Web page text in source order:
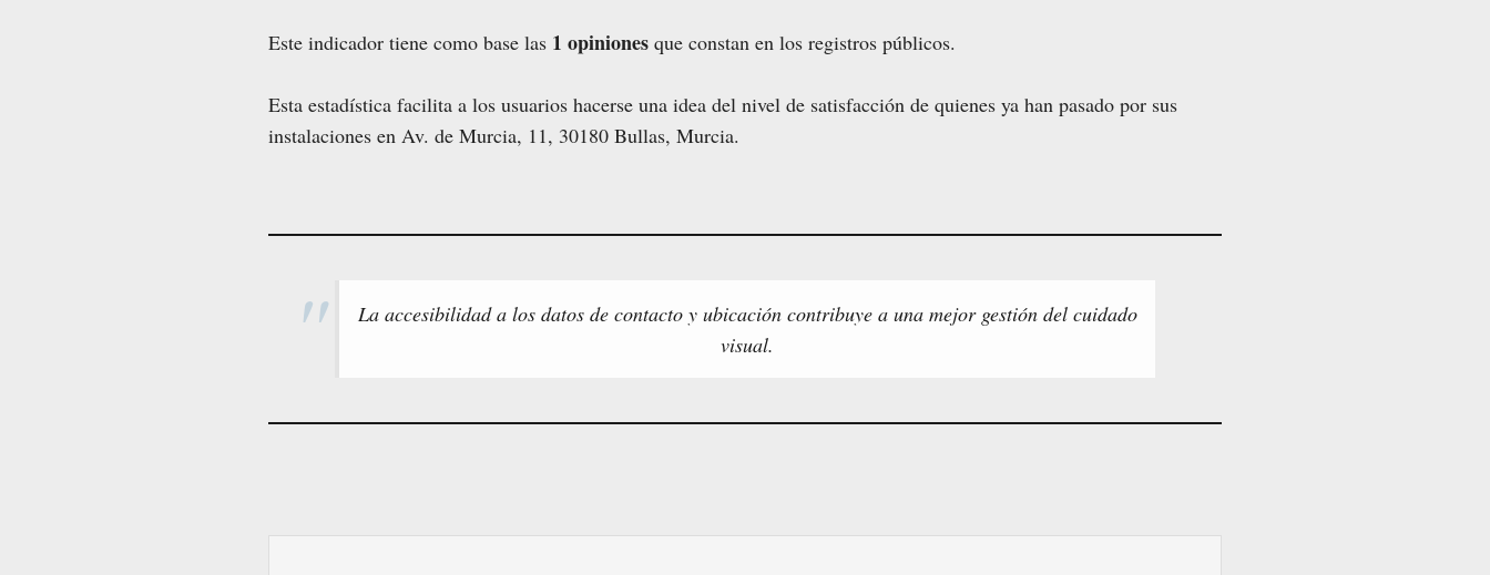
Este indicador tiene como base las 1 opiniones que constan en los registros públicos.
Esta estadística facilita a los usuarios hacerse una idea del nivel de satisfacción de quienes ya han pasado por sus
instalaciones en Av. de Murcia, 11, 30180 Bullas, Murcia.
La accesibilidad a los datos de contacto y ubicación contribuye a una mejor gestión del cuidado
visual.